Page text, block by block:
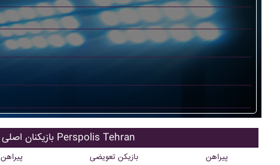
بازیکنان اصلی Perspolis Tehran
پیراهن بازیکن تعویضی پیراهن